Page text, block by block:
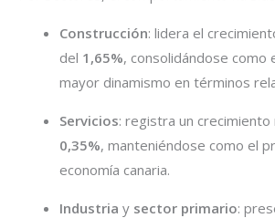
Construcción: lidera el
del 1,65%, consolidándose como
mayor dinamismo en términos
Servicios: registra un
0,35%, manteniéndose como el
economía canaria.
Industria y sector primario: